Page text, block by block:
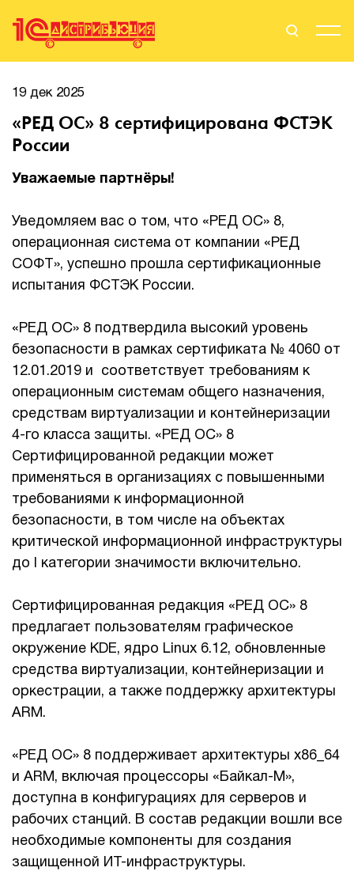
Поиск
Стать Партнером
Вендоры
Партнерам
Сервисы для партнеров
19 дек 2025
«РЕД ОС» 8 сертифицирована ФСТЭК
России
Уважаемые партнёры!
Уведомляем вас о том, что «РЕД ОС» 8,
операционная система от компании «РЕД
СОФТ», успешно прошла сертификационные
испытания ФСТЭК России.
«РЕД ОС» 8 подтвердила высокий уровень
безопасности в рамках сертификата № 4060 от
12.01.2019 и соответствует требованиям к
операционным системам общего назначения,
средствам виртуализации и контейнеризации
4-го класса защиты. «РЕД ОС» 8
Сертифицированной редакции может
применяться в организациях с повышенными
требованиями к информационной
безопасности, в том числе на объектах
критической информационной инфраструктуры
до I категории значимости включительно.
Сертифицированная редакция «РЕД ОС» 8
предлагает пользователям графическое
окружение KDE, ядро Linux 6.12, обновленные
средства виртуализации, контейнеризации и
оркестрации, а также поддержку архитектуры
ARM.
«РЕД ОС» 8 поддерживает архитектуры x86_64
и ARM, включая процессоры «Байкал-М»,
доступна в конфигурациях для серверов и
рабочих станций. В состав редакции вошли все
необходимые компоненты для создания
защищенной ИТ-инфраструктуры.